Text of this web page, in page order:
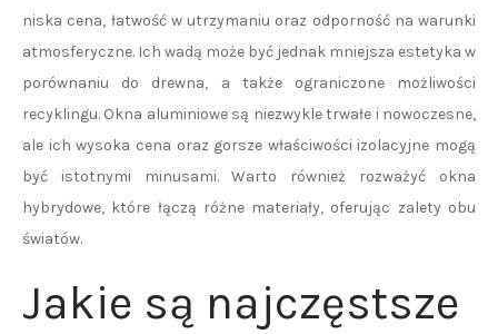
niska cena, łatwość w utrzymaniu oraz odporność na warunki
atmosferyczne. Ich wadą może być jednak mniejsza estetyka w
porównaniu do drewna, a także ograniczone możliwości
recyklingu. Okna aluminiowe są niezwykle trwałe i nowoczesne,
ale ich wysoka cena oraz gorsze właściwości izolacyjne mogą
być istotnymi minusami. Warto również rozważyć okna
hybrydowe, które łączą różne materiały, oferując zalety obu
światów.
Jakie są najczęstsze